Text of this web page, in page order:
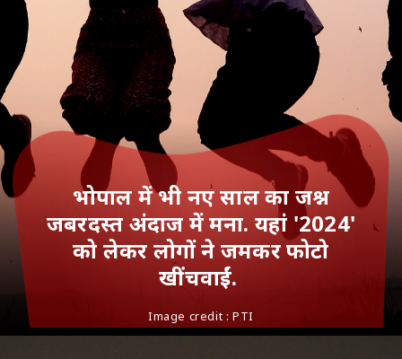
Image credit : PTI
भोपाल में भी नए साल का जश्न
जबरदस्‍त अंदाज में मना. यहां '2024'
को लेकर लोगों ने जमकर फोटो
खींचवाईं.